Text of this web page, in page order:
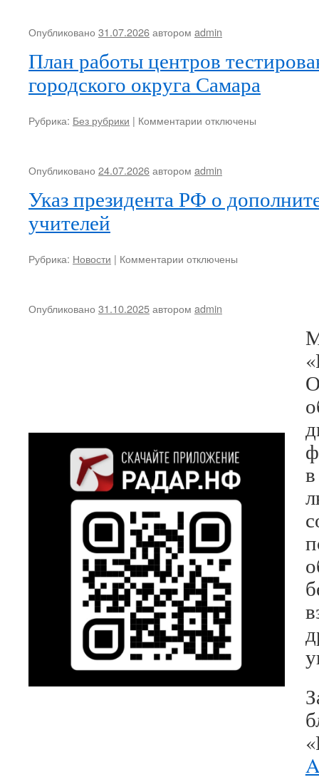
образования
детей
Самарской
области
Опубликовано 31.07.2026автором admin
План работы центров
городского округа Самара
Рубрика: Без рубрики | Комментарии котключены
Опубликовано 24.07.2026автором admin
Указ президента РФ о
учителей
Рубрика: Новости | Комментарии котключены
Опубликовано 31.10.2025автором admin